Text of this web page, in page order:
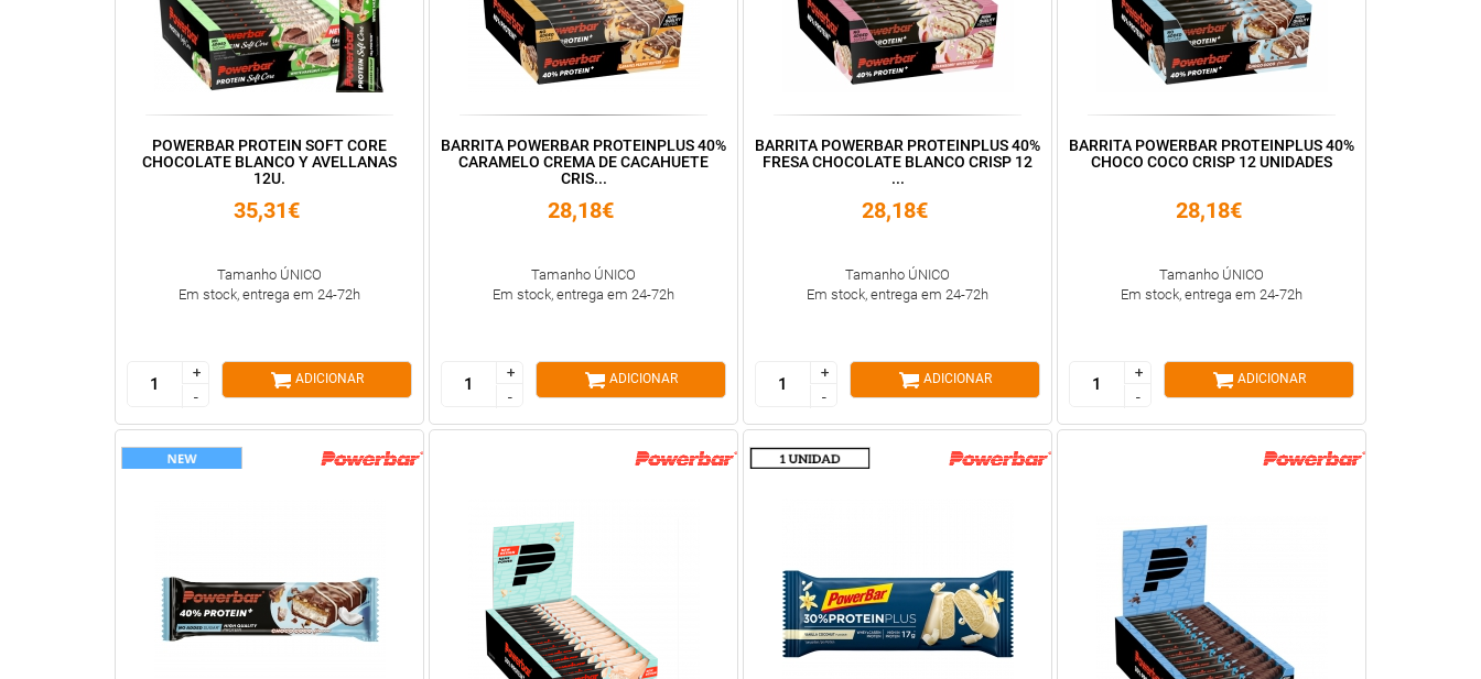
POWERBAR PROTEIN SOFT CORE
CHOCOLATE BLANCO Y AVELLANAS
12U.
35,31€
Tamanho ÚNICO
Em stock, entrega em 24-72h
+
-
+
-
ADICIONAR
BARRITA POWERBAR PROTEINPLUS 40%
CARAMELO CREMA DE CACAHUETE
CRIS...
28,18€
Tamanho ÚNICO
Em stock, entrega em 24-72h
+
-
+
-
ADICIONAR
BARRITA POWERBAR PROTEINPLUS 40%
FRESA CHOCOLATE BLANCO CRISP 12
...
28,18€
Tamanho ÚNICO
Em stock, entrega em 24-72h
+
-
+
-
ADICIONAR
BARRITA POWERBAR PROTEINPLUS 40%
CHOCO COCO CRISP 12 UNIDADES
28,18€
Tamanho ÚNICO
Em stock, entrega em 24-72h
+
-
+
-
ADICIONAR